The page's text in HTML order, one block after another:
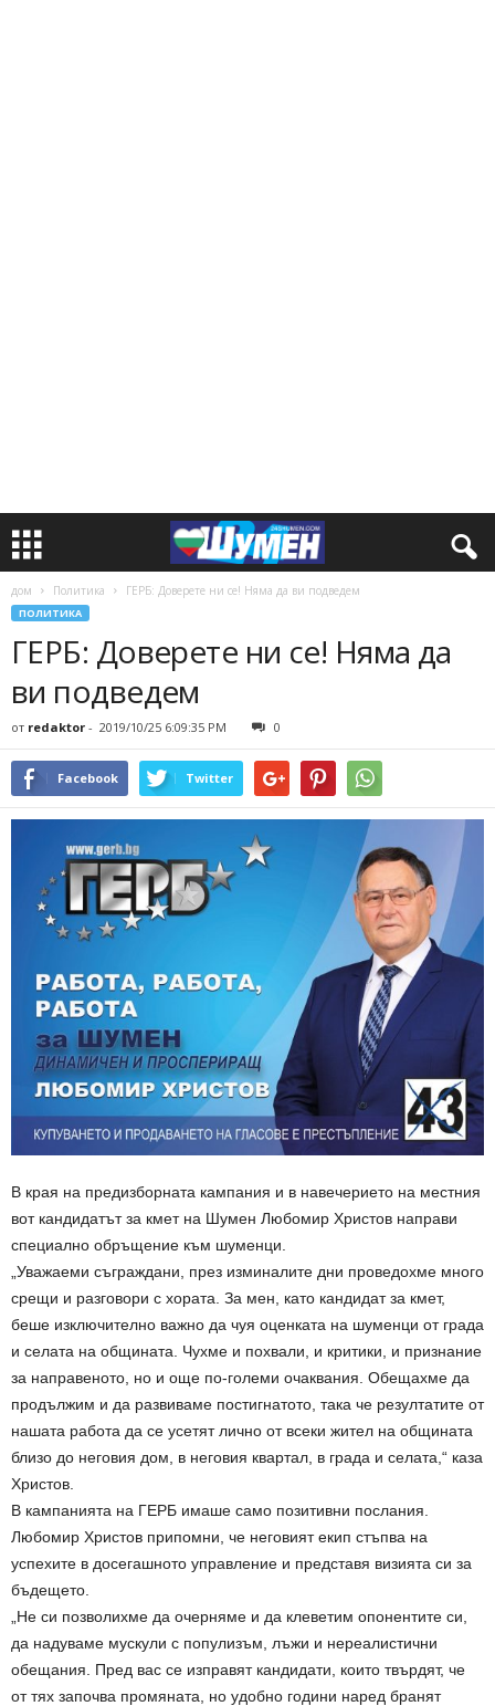
дом Политика ГЕРБ: Доверете ни се! Няма да ви подведем
ПОЛИТИКА
ГЕРБ: Доверете ни се! Няма да
ви подведем
от redaktor - 2019/10/25 6:09:35 PM 0
Facebook Twitter
В края на предизборната кампания и в навечерието на местния
вот кандидатът за кмет на Шумен Любомир Христов направи
специално обръщение към шуменци.
„Уважаеми съграждани, през изминалите дни проведохме много
срещи и разговори с хората. За мен, като кандидат за кмет,
беше изключително важно да чуя оценката на шуменци от града
и селата на общината. Чухме и похвали, и критики, и признание
за направеното, но и още по-големи очаквания. Обещахме да
продължим и да развиваме постигнатото, така че резултатите от
нашата работа да се усетят лично от всеки жител на общината
близо до неговия дом, в неговия квартал, в града и селата,“ каза
Христов.
В кампанията на ГЕРБ имаше само позитивни послания.
Любомир Христов припомни, че неговият екип стъпва на
успехите в досегашното управление и представя визията си за
бъдещето.
„Не си позволихме да очерняме и да клеветим опонентите си,
да надуваме мускули с популизъм, лъжи и нереалистични
обещания. Пред вас се изправят кандидати, които твърдят, че
от тях започва промяната, но удобно години наред бранят